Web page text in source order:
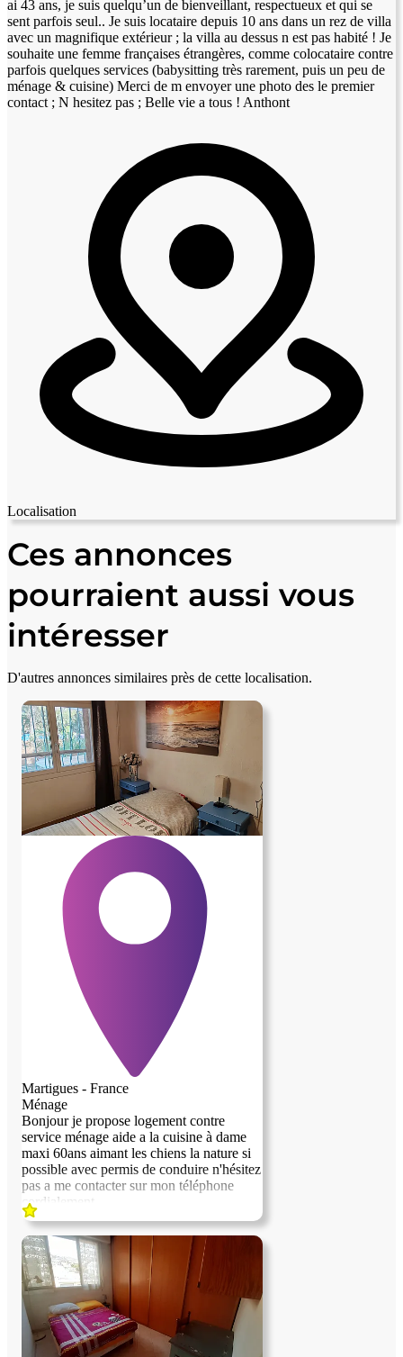
ai 43 ans, je suis quelqu’un de bienveillant, respectueux et qui se
sent parfois seul.. Je suis locataire depuis 10 ans dans un rez de villa
avec un magnifique extérieur ; la villa au dessus n est pas habité ! Je
souhaite une femme françaises étrangères, comme colocataire contre
parfois quelques services (babysitting très rarement, puis un peu de
ménage & cuisine) Merci de m envoyer une photo des le premier
contact ; N hesitez pas ; Belle vie a tous ! Anthont
Localisation
+
−
Ces annonces
pourraient aussi vous
intéresser
D'autres annonces similaires près de cette localisation.
Martigues - France
Ménage
Bonjour je propose logement contre
service ménage aide a la cuisine à dame
maxi 60ans aimant les chiens la nature si
possible avec permis de conduire n'hésitez
pas a me contacter sur mon téléphone
cordialement